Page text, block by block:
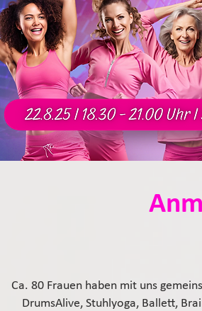
Ca. 80 Frauen haben mit uns
DrumsAlive, Stuhlyoga, Ballett,